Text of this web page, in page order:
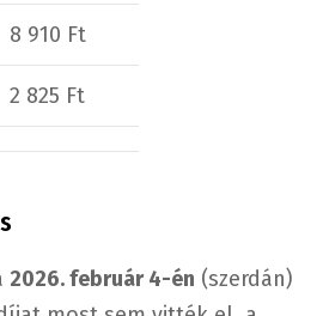
8 910 Ft
2 825 Ft
2026. február 4-én (szerdán)